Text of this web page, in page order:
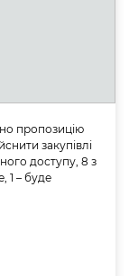
пропозицію
закупівлі
доступу, 8 з
1 – буде